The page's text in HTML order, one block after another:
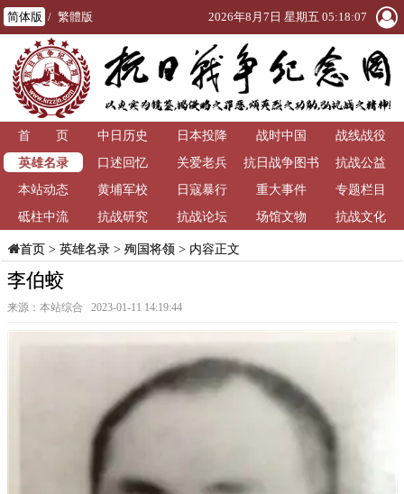
简体版 / 繁體版 2026年8月7日 星期五 05:18:08
首 页 中日历史 日本投降 战时中国
战线战役
英雄名录
口述回忆 关爱老兵
抗日战争图书
馆
抗战公益
本站动态
黄埔军校 日寇暴行 重大事件
专题栏目
砥柱中流
抗战研究 抗战论坛 场馆文物 抗战文化
首页> 英雄名录> 殉国将领> 内容正文
李伯蛟
来源：本站综合 2023-01-11 14:19:44